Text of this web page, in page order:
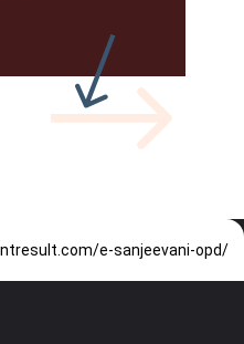
e-sanjeevani-opd/